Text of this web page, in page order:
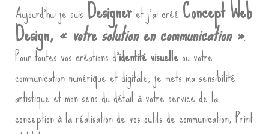
Aujourd’hui je suisDesigneret j’ai crééConcept Web
Design, « votre solution en communication ».
Pour toutes vos créations d‘identité visuelleou votre
communication numérique et digitale, je mets ma sensibilité
artistique et mon sens du détail à votre service de la
conception à la réalisation de vos outils de communication, Print